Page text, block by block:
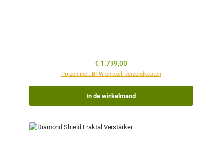
Normale prijs:
€ 1.799,00
Prijzen incl. BTW en excl. verzendkosten
In de winkelmand